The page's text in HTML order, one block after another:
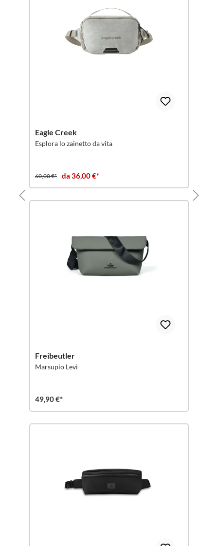
Eagle Creek
Esplora lo zainetto da vita
60,00 €* da 36,00 €*
Freibeutler
Marsupio Levi
49,90 €*